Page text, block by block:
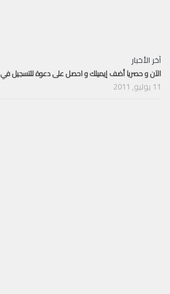
آخر الأخبار
الآن و حصريا أضف إيميلك و احصل على دعوة للتسجيل في google plus
11 يوليو, 2011